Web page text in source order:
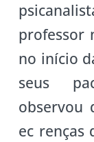
professor
no início
seus
observou
ec renças